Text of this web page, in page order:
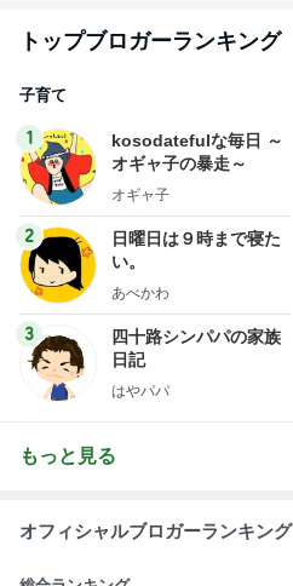
トップブロガーランキング
子育て
1
kosodatefulな毎日 ～
オギャ子の暴走～
オギャ子
2
日曜日は９時まで寝た
い。
あべかわ
3
四十路シンパパの家族
日記
はやパパ
もっと見る
オフィシャルブロガーランキング